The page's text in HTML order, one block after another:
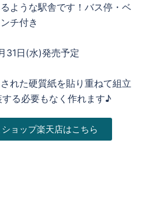
ような駅舎です！バス停・ベ
ンチ付き
31日(水)発売予定
れた硬質紙を貼り重ねて組立
る必要もなく作れます♪
ョップ楽天店はこちら